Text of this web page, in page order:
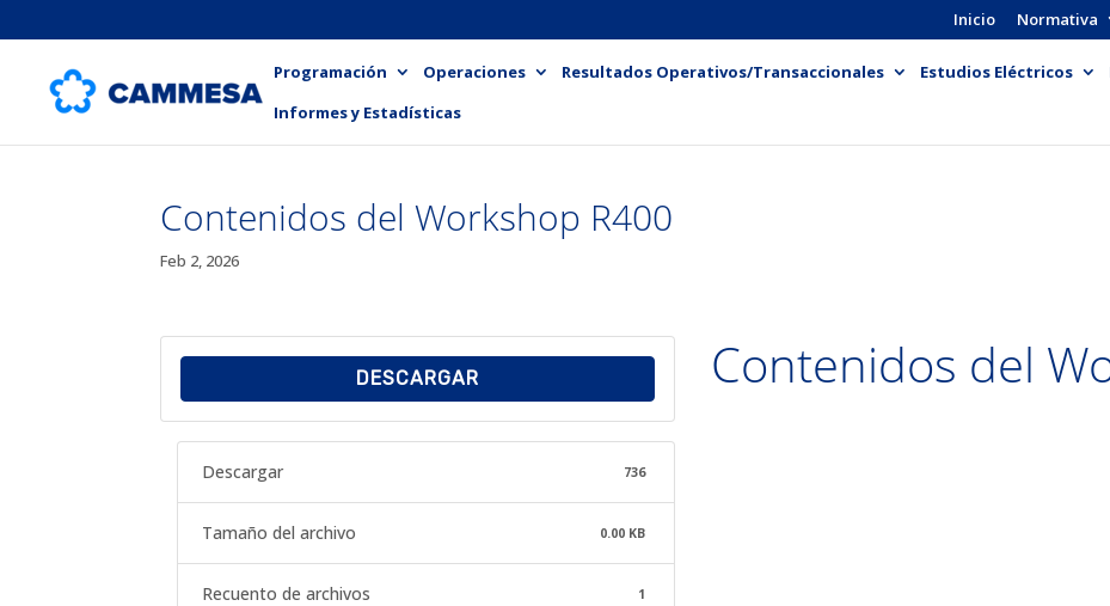
Inicio Normativa
Programación Operaciones Resultados Operativos/Transaccionales Estudios Eléctricos
Informes y Estadísticas
Contenidos del Workshop R400
Feb 2, 2026
DESCARGAR
Descargar 736
Tamaño del archivo 0.00 KB
Recuento de archivos 1
Contenidos del